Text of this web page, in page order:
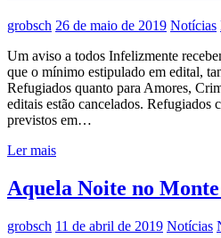
grobsch 26 de maio de 2019 Notícias
Um aviso a todos Infelizmente
que o mínimo estipulado em edital,
Refugiados quanto para Amores,
editais estão cancelados. Refugiados
previstos em…
Ler mais
Aquela Noite no
grobsch 11 de abril de 2019 Notícias